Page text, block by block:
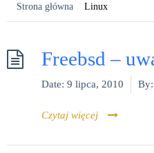
Linux
Freebsd –
Date: 9 lipca, 2010 By:
Czytaj więcej